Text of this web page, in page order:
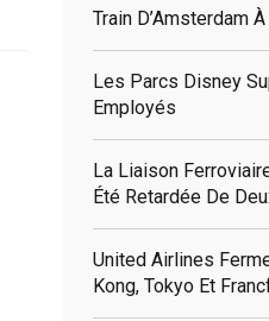
Train D’Amsterdam
Les Parcs Disney
Employés
La Liaison
Été Retardée De
United Airlines
Kong, Tokyo Et